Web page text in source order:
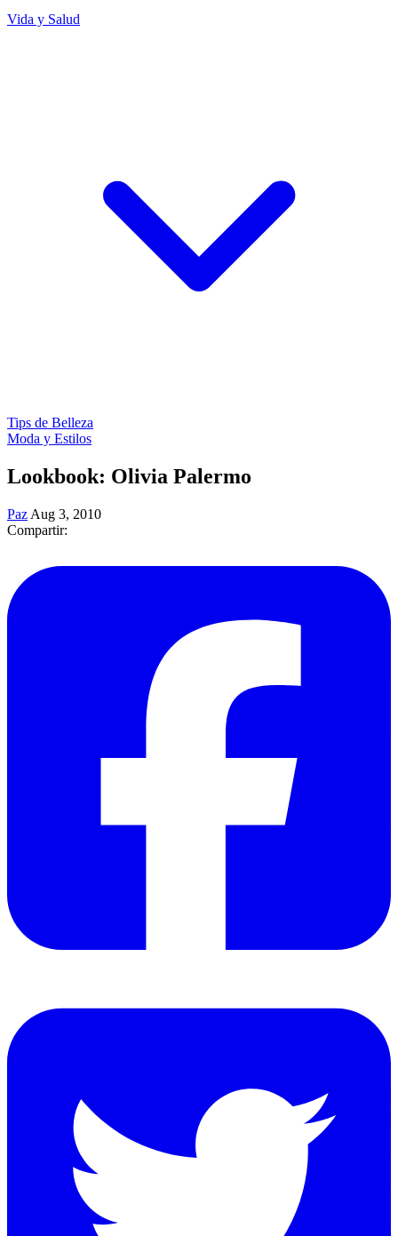
Vida y Salud
Tips de Belleza
Moda y Estilos
Lookbook: Olivia Palermo
Paz Aug 3, 2010
Compartir: